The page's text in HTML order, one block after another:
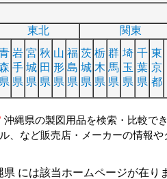
東北 関東
県
岩
手
県
宮
城
県
秋
田
県
山
形
県
福
島
県
茨
城
県
栃
木
県
群
馬
県
埼
玉
県
千
葉
県
東
京
都
沖縄県の製図用品を検索・比較で
、など販売店・メーカーの情報
県 には該当ホームページが在り